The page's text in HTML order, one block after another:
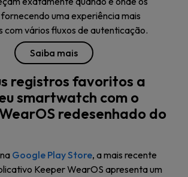
uma experiência mais
com vários fluxos de autenticação.
Saiba mais
registros favoritos a
smartwatch com o
redesenhado do
Google Play Store, a mais recente
Keeper WearOS apresenta um